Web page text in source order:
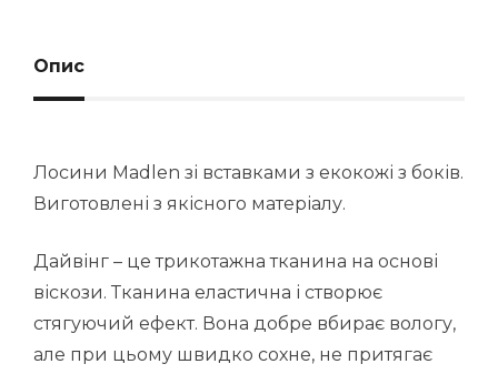
Опис
Лосини Madlen зі вставками з екокожі з боків.
Виготовлені з якісного матеріалу.
Дайвінг – це трикотажна тканина на основі
віскози. Тканина еластична і створює
стягуючий ефект. Вона добре вбирає вологу,
але при цьому швидко сохне, не притягає